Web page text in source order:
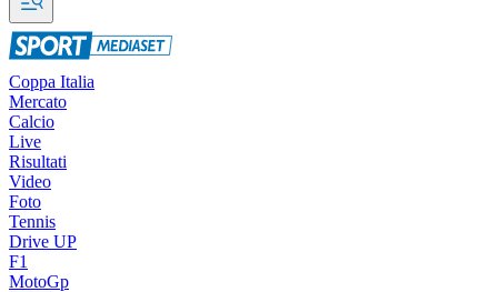
Coppa Italia
Mercato
Calcio
Live
Risultati
Video
Foto
Tennis
Drive UP
F1
MotoGp